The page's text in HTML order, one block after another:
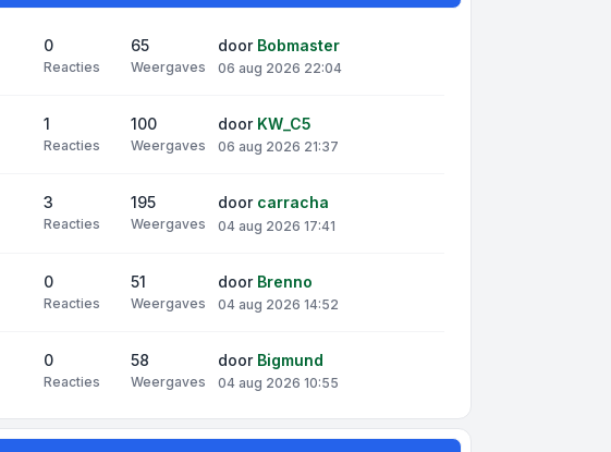
0
Reacties
65
Weergaves
door Bobmaster
06 aug 2026 22:04
1
Reacties
100
Weergaves
door KW_C5
06 aug 2026 21:37
3
Reacties
195
Weergaves
door carracha
04 aug 2026 17:41
0
Reacties
51
Weergaves
door Brenno
04 aug 2026 14:52
0
Reacties
58
Weergaves
door Bigmund
04 aug 2026 10:55